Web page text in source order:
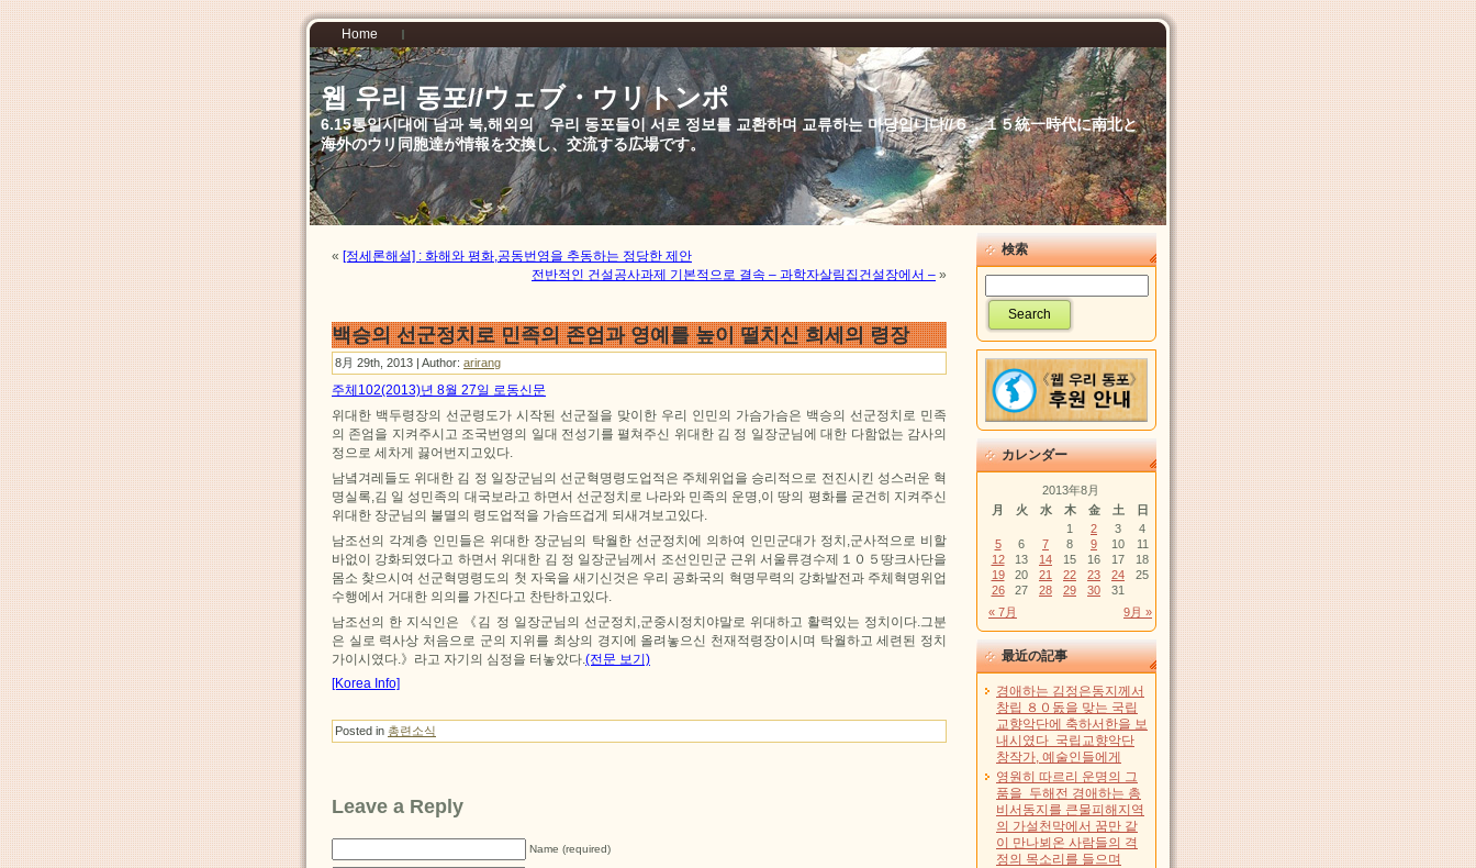
Home
웹 우리 동포//ウェブ・ウリトンポ
6.15통일시대에 남과 북,해외의 우리 동포들이 서로 정보를 교환하며 교류하는 마당입니다//６．１５統一時代に南北と
海外のウリ同胞達が情報を交換し、交流する広場です。
« [정세론해설] : 화해와 평화,공동번영을 추동하는 정당한 제안
전반적인 건설공사과제 기본적으로 결속 – 과학자살림집건설장에서 – »
백승의 선군정치로 민족의 존엄과 영예를 높이 떨치신 희세의 령장
8月 29th, 2013 | Author: arirang
주체102(2013)년 8월 27일 로동신문
위대한 백두령장의 선군령도가 시작된 선군절을 맞이한 우리 인민의 가슴가슴은 백승의 선군정치로 민족
의 존엄을 지켜주시고 조국번영의 일대 전성기를 펼쳐주신 위대한 김 정 일장군님에 대한 다함없는 감사의
정으로 세차게 끓어번지고있다.
남녘겨레들도 위대한 김 정 일장군님의 선군혁명령도업적은 주체위업을 승리적으로 전진시킨 성스러운 혁
명실록,김 일 성민족의 대국보라고 하면서 선군정치로 나라와 민족의 운명,이 땅의 평화를 굳건히 지켜주신
위대한 장군님의 불멸의 령도업적을 가슴뜨겁게 되새겨보고있다.
남조선의 각계층 인민들은 위대한 장군님의 탁월한 선군정치에 의하여 인민군대가 정치,군사적으로 비할
바없이 강화되였다고 하면서 위대한 김 정 일장군님께서 조선인민군 근위 서울류경수제１０５땅크사단을
몸소 찾으시여 선군혁명령도의 첫 자욱을 새기신것은 우리 공화국의 혁명무력의 강화발전과 주체혁명위업
수행에서 거대한 의의를 가진다고 찬탄하고있다.
남조선의 한 지식인은 《김 정 일장군님의 선군정치,군중시정치야말로 위대하고 활력있는 정치이다.그분
은 실로 력사상 처음으로 군의 지위를 최상의 경지에 올려놓으신 천재적령장이시며 탁월하고 세련된 정치
가이시였다.》라고 자기의 심정을 터놓았다.(전문 보기)
[Korea Info]
Posted in 총련소식
Leave a Reply
Name (required)
検索
カレンダー
2013年8月
月
火 水 木 金 土 日
« 7月 9月 »
1 2 3
4
5
6 7 8 9 10
11
12
13 14 15 16 17
18
19
20 21 22 23 24
25
26
27 28 29 30 31
最近の記事
경애하는 김정은동지께서
창립 ８０돐을 맞는 국립
교향악단에 축하서한을 보
내시였다 국립교향악단
창작가, 예술인들에게
영원히 따르리 운명의 그
품을 두해전 경애하는 총
비서동지를 큰물피해지역
의 가설천막에서 꿈만 같
이 만나뵈온 사람들의 격
정의 목소리를 들으며